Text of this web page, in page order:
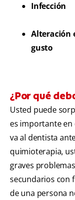
Infección
Alteración
gusto
¿Por qué
Usted puede
es importante en
va al dentista
quimioterapia,
graves
secundarios con
de una persona